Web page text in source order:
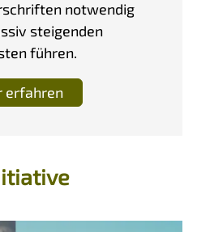
notwendig
steigenden
führen.
erfahren